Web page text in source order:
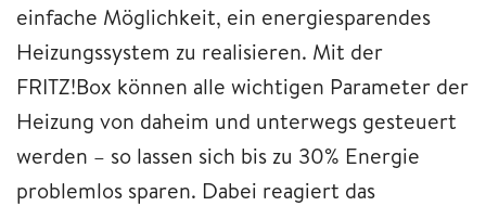
einfache Möglichkeit, ein energiesparendes
Heizungssystem zu realisieren. Mit der
FRITZ!Box können alle wichtigen Parameter der
Heizung von daheim und unterwegs gesteuert
werden – so lassen sich bis zu 30% Energie
problemlos sparen. Dabei reagiert das